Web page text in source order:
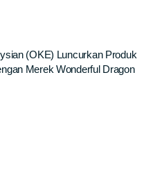
(OKE) Luncurkan Produk
Merek Wonderful Dragon